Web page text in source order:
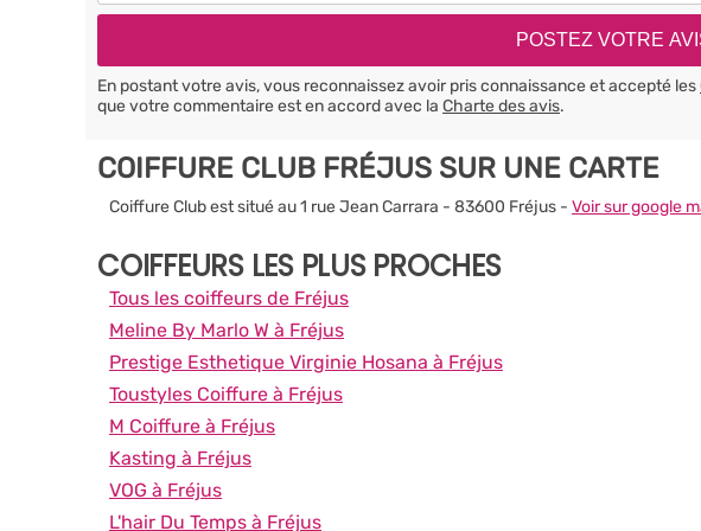
En postant votre avis, vous reconnaissez avoir pris connaissance et accepté les
que votre commentaire est en accord avec la Charte des avis.
COIFFURE CLUB FRÉJUS SUR UNE CARTE
Coiffure Club est situé au 1 rue Jean Carrara - 83600 Fréjus - Voir sur google
COIFFEURS LES PLUS PROCHES
Tous les coiffeurs de Fréjus
Meline By Marlo W à Fréjus
Prestige Esthetique Virginie Hosana à Fréjus
Toustyles Coiffure à Fréjus
M Coiffure à Fréjus
Kasting à Fréjus
VOG à Fréjus
L'hair Du Temps à Fréjus